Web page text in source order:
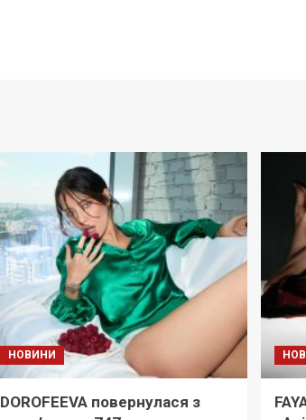
НОВИНИ
DOROFEEVA повернулася з